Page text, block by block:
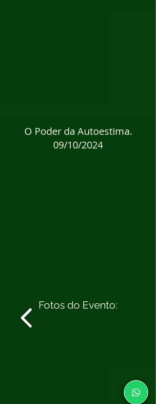
O Poder da Autoestima.
09/10/2024
Fotos do Evento: